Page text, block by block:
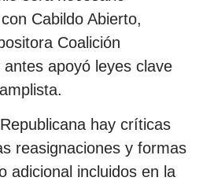
Cabildo Abierto,
Coalición
apoyó leyes clave
hay críticas
reasignaciones y formas
adicional incluidos en la